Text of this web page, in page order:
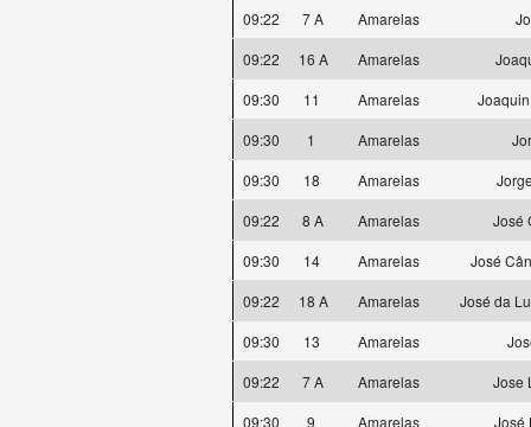
09:22
7 A Amarelas
09:22
16 A Amarelas
09:30
11 Amarelas
09:30
1 Amarelas
09:30
18 Amarelas
09:22
8 A Amarelas
José
09:30
14 Amarelas
José
09:22
18 A Amarelas
José da
09:30
13 Amarelas
09:22
7 A Amarelas
Jose
09:30
9 Amarelas
José